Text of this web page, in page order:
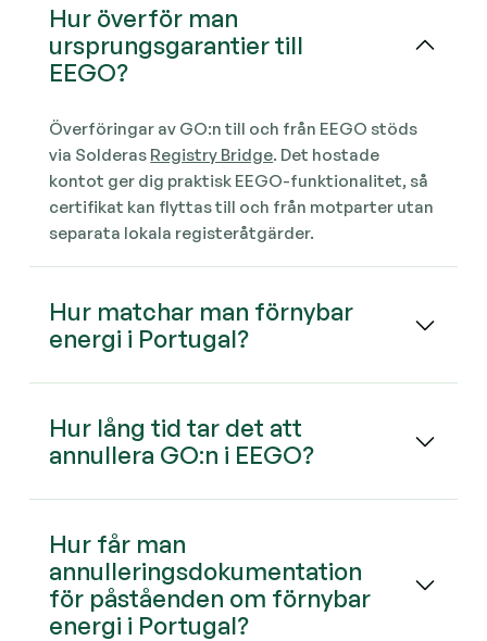
Hur överför man
ursprungsgarantier till
EEGO?
Överföringar av GO:n till och från EEGO stöds
via Solderas Registry Bridge. Det hostade
kontot ger dig praktisk EEGO-funktionalitet, så
certifikat kan flyttas till och från motparter utan
separata lokala registeråtgärder.
Hur matchar man förnybar
energi i Portugal?
Hur lång tid tar det att
annullera GO:n i EEGO?
Hur får man
annulleringsdokumentation
för påståenden om förnybar
energi i Portugal?